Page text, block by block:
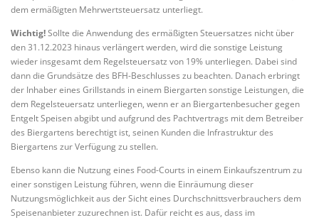
dem ermäßigten Mehrwertsteuersatz unterliegt.
Wichtig!Sollte die Anwendung des ermäßigten Steuersatzes nicht über
den 31.12.2023 hinaus verlängert werden, wird die sonstige Leistung
wieder insgesamt dem Regelsteuersatz von 19% unterliegen. Dabei sind
dann die Grundsätze des BFH-Beschlusses zu beachten. Danach erbringt
der Inhaber eines Grillstands in einem Biergarten sonstige Leistungen, die
dem Regelsteuersatz unterliegen, wenn er an Biergartenbesucher gegen
Entgelt Speisen abgibt und aufgrund des Pachtvertrags mit dem Betreiber
des Biergartens berechtigt ist, seinen Kunden die Infrastruktur des
Biergartens zur Verfügung zu stellen.
Ebenso kann die Nutzung eines Food-Courts in einem Einkaufszentrum zu
einer sonstigen Leistung führen, wenn die Einräumung dieser
Nutzungsmöglichkeit aus der Sicht eines Durchschnittsverbrauchers dem
Speisenanbieter zuzurechnen ist. Dafür reicht es aus, dass im